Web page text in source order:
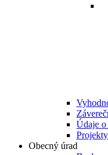
Údaje o
Projekty
Obecný úrad